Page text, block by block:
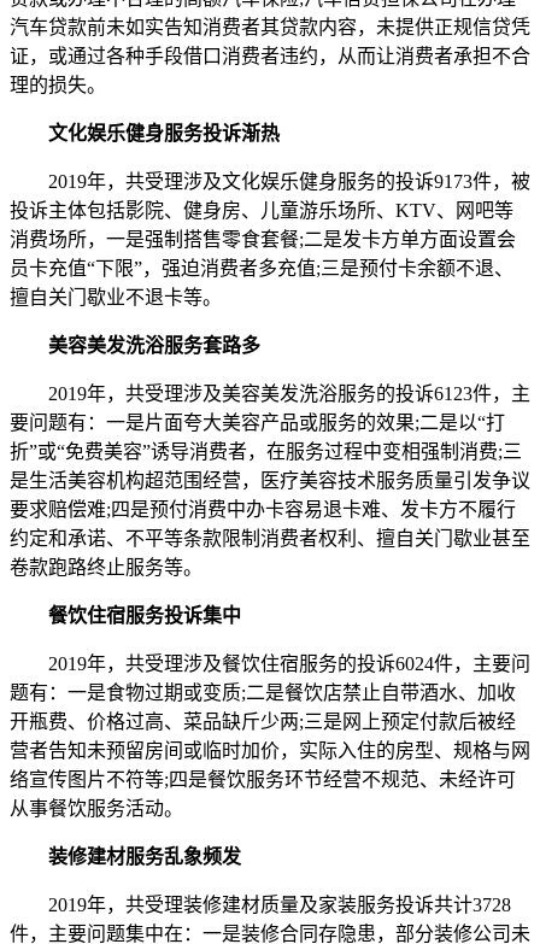
汽车贷款前未如实告知消费者其贷款内容，未提供正规信贷凭
证，或通过各种手段借口消费者违约，从而让消费者承担不合
理的损失。
文化娱乐健身服务投诉渐热
2019年，共受理涉及文化娱乐健身服务的投诉9173件，被
投诉主体包括影院、健身房、儿童游乐场所、KTV、网吧等
消费场所，一是强制搭售零食套餐;二是发卡方单方面设置会
员卡充值“下限”，强迫消费者多充值;三是预付卡余额不退、
擅自关门歇业不退卡等。
美容美发洗浴服务套路多
2019年，共受理涉及美容美发洗浴服务的投诉6123件，主
要问题有：一是片面夸大美容产品或服务的效果;二是以“打
折”或“免费美容”诱导消费者，在服务过程中变相强制消费;三
是生活美容机构超范围经营，医疗美容技术服务质量引发争议
要求赔偿难;四是预付消费中办卡容易退卡难、发卡方不履行
约定和承诺、不平等条款限制消费者权利、擅自关门歇业甚至
卷款跑路终止服务等。
餐饮住宿服务投诉集中
2019年，共受理涉及餐饮住宿服务的投诉6024件，主要问
题有：一是食物过期或变质;二是餐饮店禁止自带酒水、加收
开瓶费、价格过高、菜品缺斤少两;三是网上预定付款后被经
营者告知未预留房间或临时加价，实际入住的房型、规格与网
络宣传图片不符等;四是餐饮服务环节经营不规范、未经许可
从事餐饮服务活动。
装修建材服务乱象频发
2019年，共受理装修建材质量及家装服务投诉共计3728
件，主要问题集中在：一是装修合同存隐患，部分装修公司未